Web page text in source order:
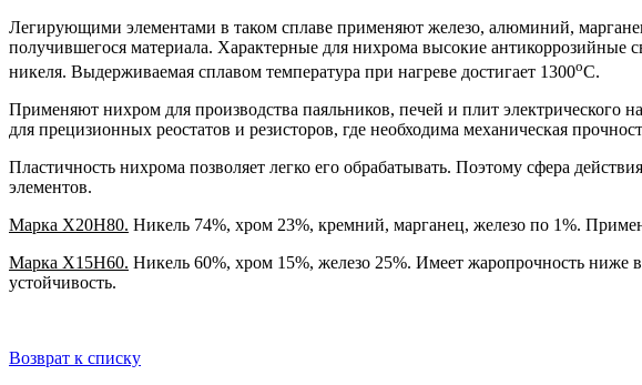
Легирующими элементами в таком сплаве применяют железо, алюминий,
получившегося материала. Характерные для нихрома высокие антикоррозийные
никеля. Выдерживаемая сплавом температура при нагреве достигает 1300оС.
Применяют нихром для производства паяльников, печей и плит электрического
для прецизионных реостатов и резисторов, где необходима механическая
Пластичность нихрома позволяет легко его обрабатывать. Поэтому сфера
элементов.
Марка Х20Н80. Никель 74%, хром 23%, кремний, марганец, железо по 1%.
Марка Х15Н60. Никель 60%, хром 15%, железо 25%. Имеет жаропрочность ниже
устойчивость.
Возврат к списку